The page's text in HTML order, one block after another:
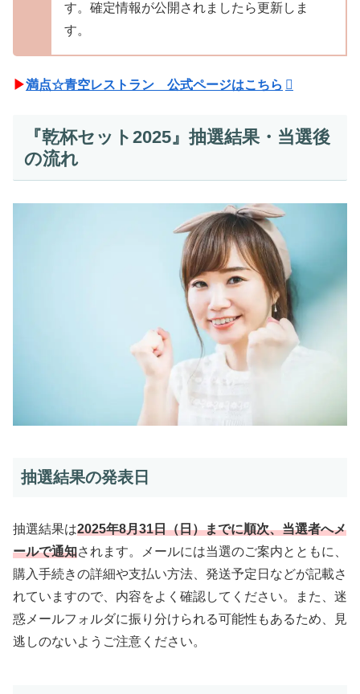
す。確定情報が公開されましたら更新しま
す。
▶満点☆青空レストラン 公式ページはこちら
『乾杯セット2025』抽選結果・当選後
の流れ
抽選結果の発表日
抽選結果は2025年8月31日（日）までに順次、当選者へメ
ールで通知されます。メールには当選のご案内とともに、
購入手続きの詳細や支払い方法、発送予定日などが記載さ
れていますので、内容をよく確認してください。また、迷
惑メールフォルダに振り分けられる可能性もあるため、見
逃しのないようご注意ください。